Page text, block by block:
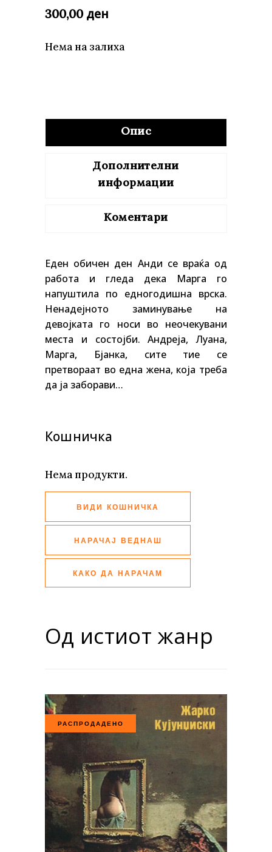
300,00 ден
Нема на залиха
Опис
Дополнителни
информации
Коментари
Еден обичен ден Анди се враќа од
работа и гледа дека Марга го
напуштила по едногодишна врска.
Ненадејното заминување на
девојката го носи во неочекувани
места и состојби. Андреја, Луана,
Марга, Бјанка, сите тие се
претвораат во една жена, која треба
да ја заборави…
Кошничка
Нема продукти.
ВИДИ КОШНИЧКА
НАРАЧАЈ ВЕДНАШ
КАКО ДА НАРАЧАМ
Од истиот жанр
РАСПРОДАДЕНО